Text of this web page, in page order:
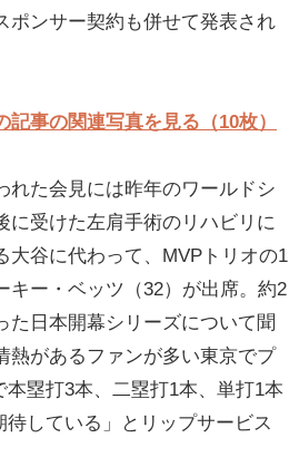
ポンサー契約も併せて発表され
記事の関連写真を見る（10枚）
た会見には昨年のワールドシ
に受けた左肩手術のリハビリに
大谷に代わって、MVPトリオの1
キー・ベッツ（32）が出席。約2
た日本開幕シリーズについて聞
熱があるファンが多い東京でプ
塁打3本、二塁打1本、単打1本
している」とリップサービス